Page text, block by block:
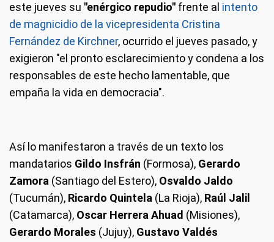
este jueves su "enérgico repudio" frente al intento
de magnicidio de la vicepresidenta Cristina
Fernández de Kirchner, ocurrido el jueves pasado, y
exigieron "el pronto esclarecimiento y condena a los
responsables de este hecho lamentable, que
empaña la vida en democracia".
Así lo manifestaron a través de un texto los
mandatarios Gildo Insfrán (Formosa), Gerardo
Zamora (Santiago del Estero), Osvaldo Jaldo
(Tucumán), Ricardo Quintela (La Rioja), Raúl Jalil
(Catamarca), Oscar Herrera Ahuad (Misiones),
Gerardo Morales (Jujuy), Gustavo Valdés